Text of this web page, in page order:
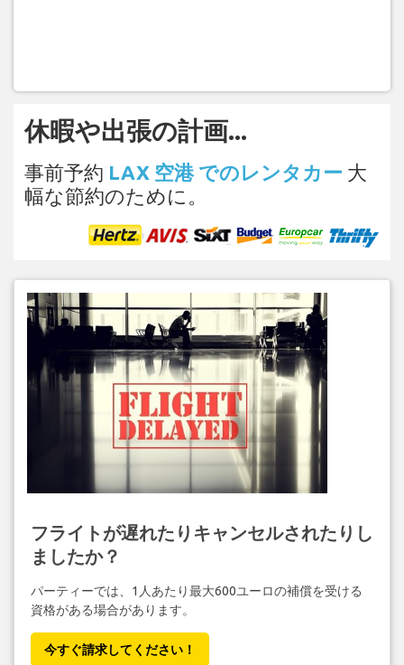
休暇や出張の計画...
事前予約 LAX 空港 でのレンタカー 大
幅な節約のために。
フライトが遅れたりキャンセルされたりし
ましたか？
パーティーでは、1人あたり最大600ユーロの補償を受ける
資格がある場合があります。
今すぐ請求してください！